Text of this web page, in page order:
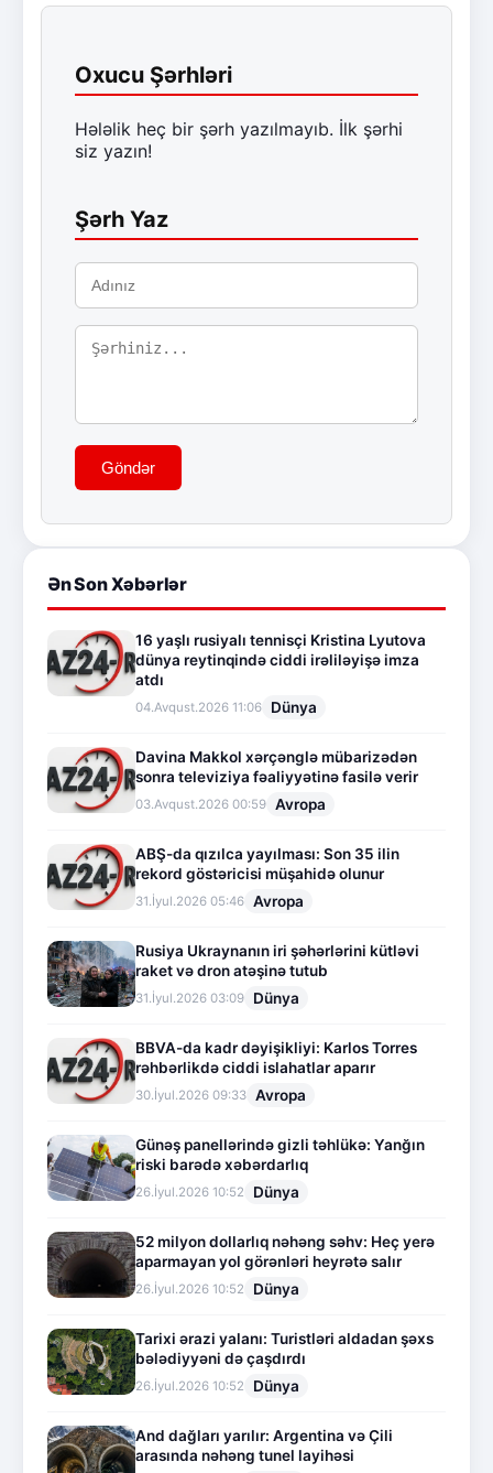
Oxucu Şərhləri
Hələlik heç bir şərh yazılmayıb. İlk şərhi
siz yazın!
Şərh Yaz
Göndər
Ən Son Xəbərlər
16 yaşlı rusiyalı tennisçi Kristina Lyutova
dünya reytinqində ciddi irəliləyişə imza
atdı
04.Avqust.2026 11:06 Dünya
Davina Makkol xərçənglə mübarizədən
sonra televiziya fəaliyyətinə fasilə verir
03.Avqust.2026 00:59 Avropa
ABŞ-da qızılca yayılması: Son 35 ilin
rekord göstəricisi müşahidə olunur
31.İyul.2026 05:46 Avropa
Rusiya Ukraynanın iri şəhərlərini kütləvi
raket və dron atəşinə tutub
31.İyul.2026 03:09 Dünya
BBVA-da kadr dəyişikliyi: Karlos Torres
rəhbərlikdə ciddi islahatlar aparır
30.İyul.2026 09:33 Avropa
Günəş panellərində gizli təhlükə: Yanğın
riski barədə xəbərdarlıq
26.İyul.2026 10:52 Dünya
52 milyon dollarlıq nəhəng səhv: Heç yerə
aparmayan yol görənləri heyrətə salır
26.İyul.2026 10:52 Dünya
Tarixi ərazi yalanı: Turistləri aldadan şəxs
bələdiyyəni də çaşdırdı
26.İyul.2026 10:52 Dünya
And dağları yarılır: Argentina və Çili
arasında nəhəng tunel layihəsi